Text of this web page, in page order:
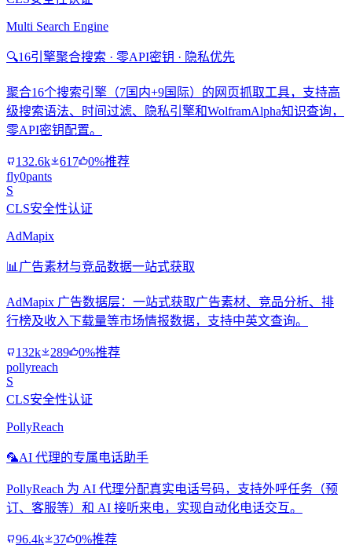
Multi Search Engine
🔍16引擎聚合搜索 · 零API密钥 · 隐私优先
聚合16个搜索引擎（7国内+9国际）的网页抓取工具，支持高
级搜索语法、时间过滤、隐私引擎和WolframAlpha知识查询，
零API密钥配置。
132.6k 617
0%推荐
fly0pants
S
CLS安全性认证
AdMapix
📊 广告素材与竞品数据一站式获取
AdMapix 广告数据层：一站式获取广告素材、竞品分析、排
行榜及收入下载量等市场情报数据，支持中英文查询。
132k 289
0%推荐
pollyreach
S
CLS安全性认证
PollyReach
🦜AI 代理的专属电话助手
PollyReach 为 AI 代理分配真实电话号码，支持外呼任务（预
订、客服等）和 AI 接听来电，实现自动化电话交互。
96.4k 37 0%推荐